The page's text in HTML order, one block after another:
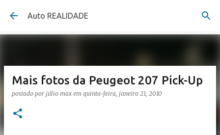
Pular para o conteúdo principal
Auto REALIDADE
Mais fotos da Peugeot 207 Pick-Up
postado por júlio max em quinta-feira, janeiro 21, 2010